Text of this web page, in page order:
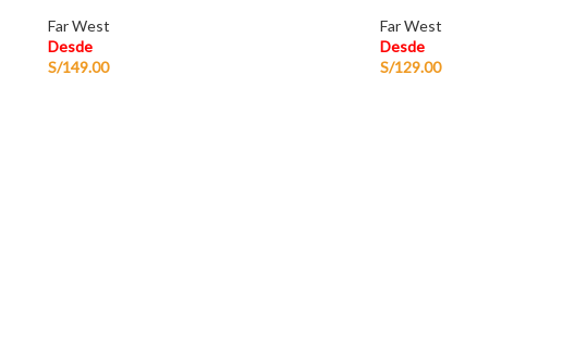
Far West
Desde
S/149.00
Far West
Desde
S/129.00